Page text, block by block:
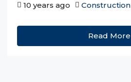
10 years ago Construction
Read More